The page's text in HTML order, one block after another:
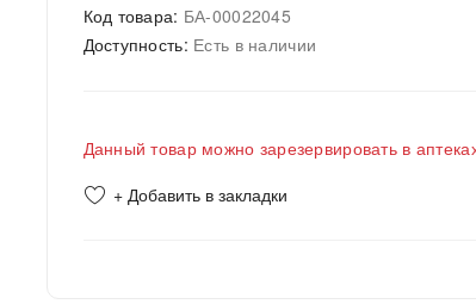
Код товара: БА-00022045
Доступность: Есть в наличии
Данный товар можно зарезервировать в
+ Добавить в закладки